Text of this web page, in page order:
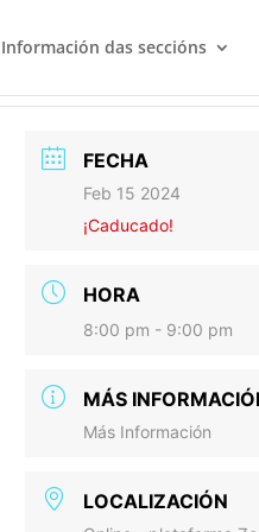
Información das seccións
FECHA
Feb 15 2024
¡Caducado!
HORA
8:00 pm - 9:00 pm
MÁS
Más Información
LOCALIZACIÓN